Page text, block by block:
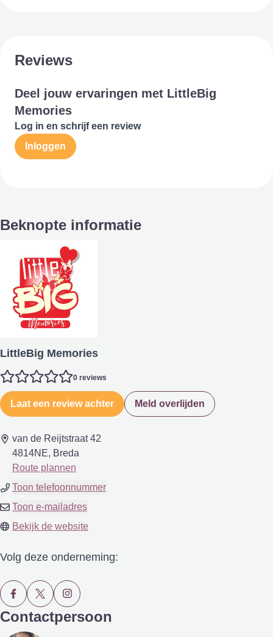
Reviews
Deel jouw ervaringen met LittleBig
Memories
Log in en schrijf een review
Inloggen
Beknopte informatie
LittleBig Memories
0 reviews
Laat een review achter Meld overlijden
van de Reijtstraat 42
4814NE, Breda
Route plannen
Toon telefoonnummer
Toon e-mailadres
Bekijk de website
Volg deze onderneming:
Contactpersoon